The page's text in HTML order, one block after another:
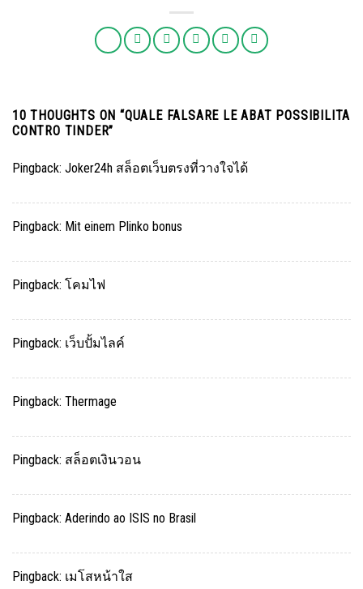
10 THOUGHTS ON “QUALE FALSARE LE ABAT POSSIBILITA
CONTRO TINDER”
Pingback: Joker24h สล็อตเว็บตรงที่วางใจได้
Pingback: Mit einem Plinko bonus
Pingback: โคมไฟ
Pingback: เว็บปั้มไลค์
Pingback: Thermage
Pingback: สล็อตเงินวอน
Pingback: Aderindo ao ISIS no Brasil
Pingback: เมโสหน้าใส